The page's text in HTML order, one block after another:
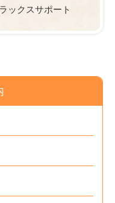
ックスサポート